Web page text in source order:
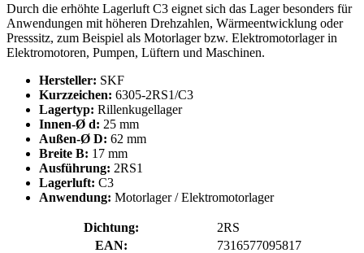
Durch die erhöhte Lagerluft C3 eignet sich das Lager besonders für
Anwendungen mit höheren Drehzahlen, Wärmeentwicklung oder
Presssitz, zum Beispiel als Motorlager bzw. Elektromotorlager in
Elektromotoren, Pumpen, Lüftern und Maschinen.
Hersteller: SKF
Kurzzeichen: 6305-2RS1/C3
Lagertyp: Rillenkugellager
Innen-Ø d: 25 mm
Außen-Ø D: 62 mm
Breite B: 17 mm
Ausführung: 2RS1
Lagerluft: C3
Anwendung: Motorlager / Elektromotorlager
Dichtung:
2RS
EAN:
7316577095817